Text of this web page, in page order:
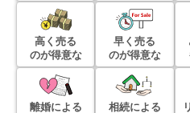
状態:古家あり
2,300 万円
高く売る
のが得意な
早く売る
のが得意な
離婚による 相続による